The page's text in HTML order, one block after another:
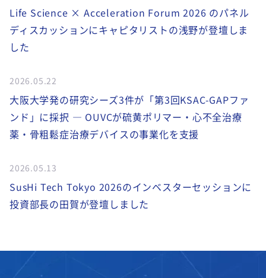
Life Science × Acceleration Forum 2026 のパネル
ディスカッションにキャピタリストの浅野が登壇しま
した
2026.05.22
大阪大学発の研究シーズ3件が「第3回KSAC-GAPファ
ンド」に採択 ― OUVCが硫黄ポリマー・心不全治療
薬・骨粗鬆症治療デバイスの事業化を支援
2026.05.13
SusHi Tech Tokyo 2026のインベスターセッションに
投資部長の田賀が登壇しました